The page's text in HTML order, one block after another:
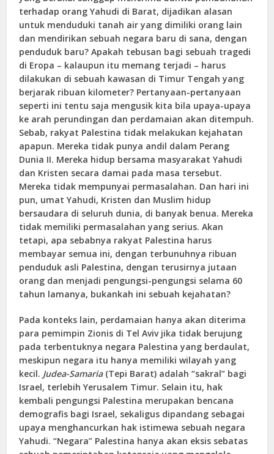
terhadap orang Yahudi di Barat, dijadikan alasan
untuk menduduki tanah air yang dimiliki orang lain
dan mendirikan sebuah negara baru di sana, dengan
penduduk baru? Apakah tebusan bagi sebuah tragedi
di Eropa – kalaupun itu memang terjadi – harus
dilakukan di sebuah kawasan di Timur Tengah yang
berjarak ribuan kilometer? Pertanyaan-pertanyaan
seperti ini tentu saja mengusik kita bila upaya-upaya
ke arah perundingan dan perdamaian akan ditempuh.
Sebab, rakyat Palestina tidak melakukan kejahatan
apapun. Mereka tidak punya andil dalam Perang
Dunia II. Mereka hidup bersama masyarakat Yahudi
dan Kristen secara damai pada masa tersebut.
Mereka tidak mempunyai permasalahan. Dan hari ini
pun, umat Yahudi, Kristen dan Muslim hidup
bersaudara di seluruh dunia, di banyak benua. Mereka
tidak memiliki permasalahan yang serius. Akan
tetapi, apa sebabnya rakyat Palestina harus
membayar semua ini, dengan terbunuhnya ribuan
penduduk asli Palestina, dengan terusirnya jutaan
orang dan menjadi pengungsi-pengungsi selama 60
tahun lamanya, bukankah ini sebuah kejahatan?
Pada konteks lain, perdamaian hanya akan diterima
para pemimpin Zionis di Tel Aviv jika tidak berujung
pada terbentuknya negara Palestina yang berdaulat,
meskipun negara itu hanya memiliki wilayah yang
kecil. Judea-Samaria(Tepi Barat) adalah “sakral” bagi
Israel, terlebih Yerusalem Timur. Selain itu, hak
kembali pengungsi Palestina merupakan bencana
demografis bagi Israel, sekaligus dipandang sebagai
upaya menghancurkan hak istimewa sebuah negara
Yahudi. “Negara” Palestina hanya akan eksis sebatas